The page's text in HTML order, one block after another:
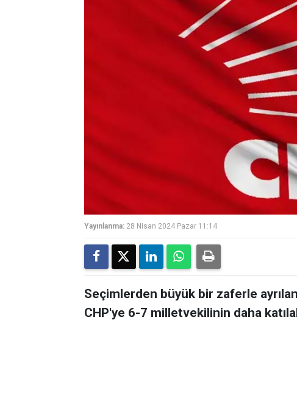
Yayınlanma: 28 Nisan 2024 Pazar 11:14
Seçimlerden büyük bir zaferle
CHP'ye 6-7 milletvekilinin daha